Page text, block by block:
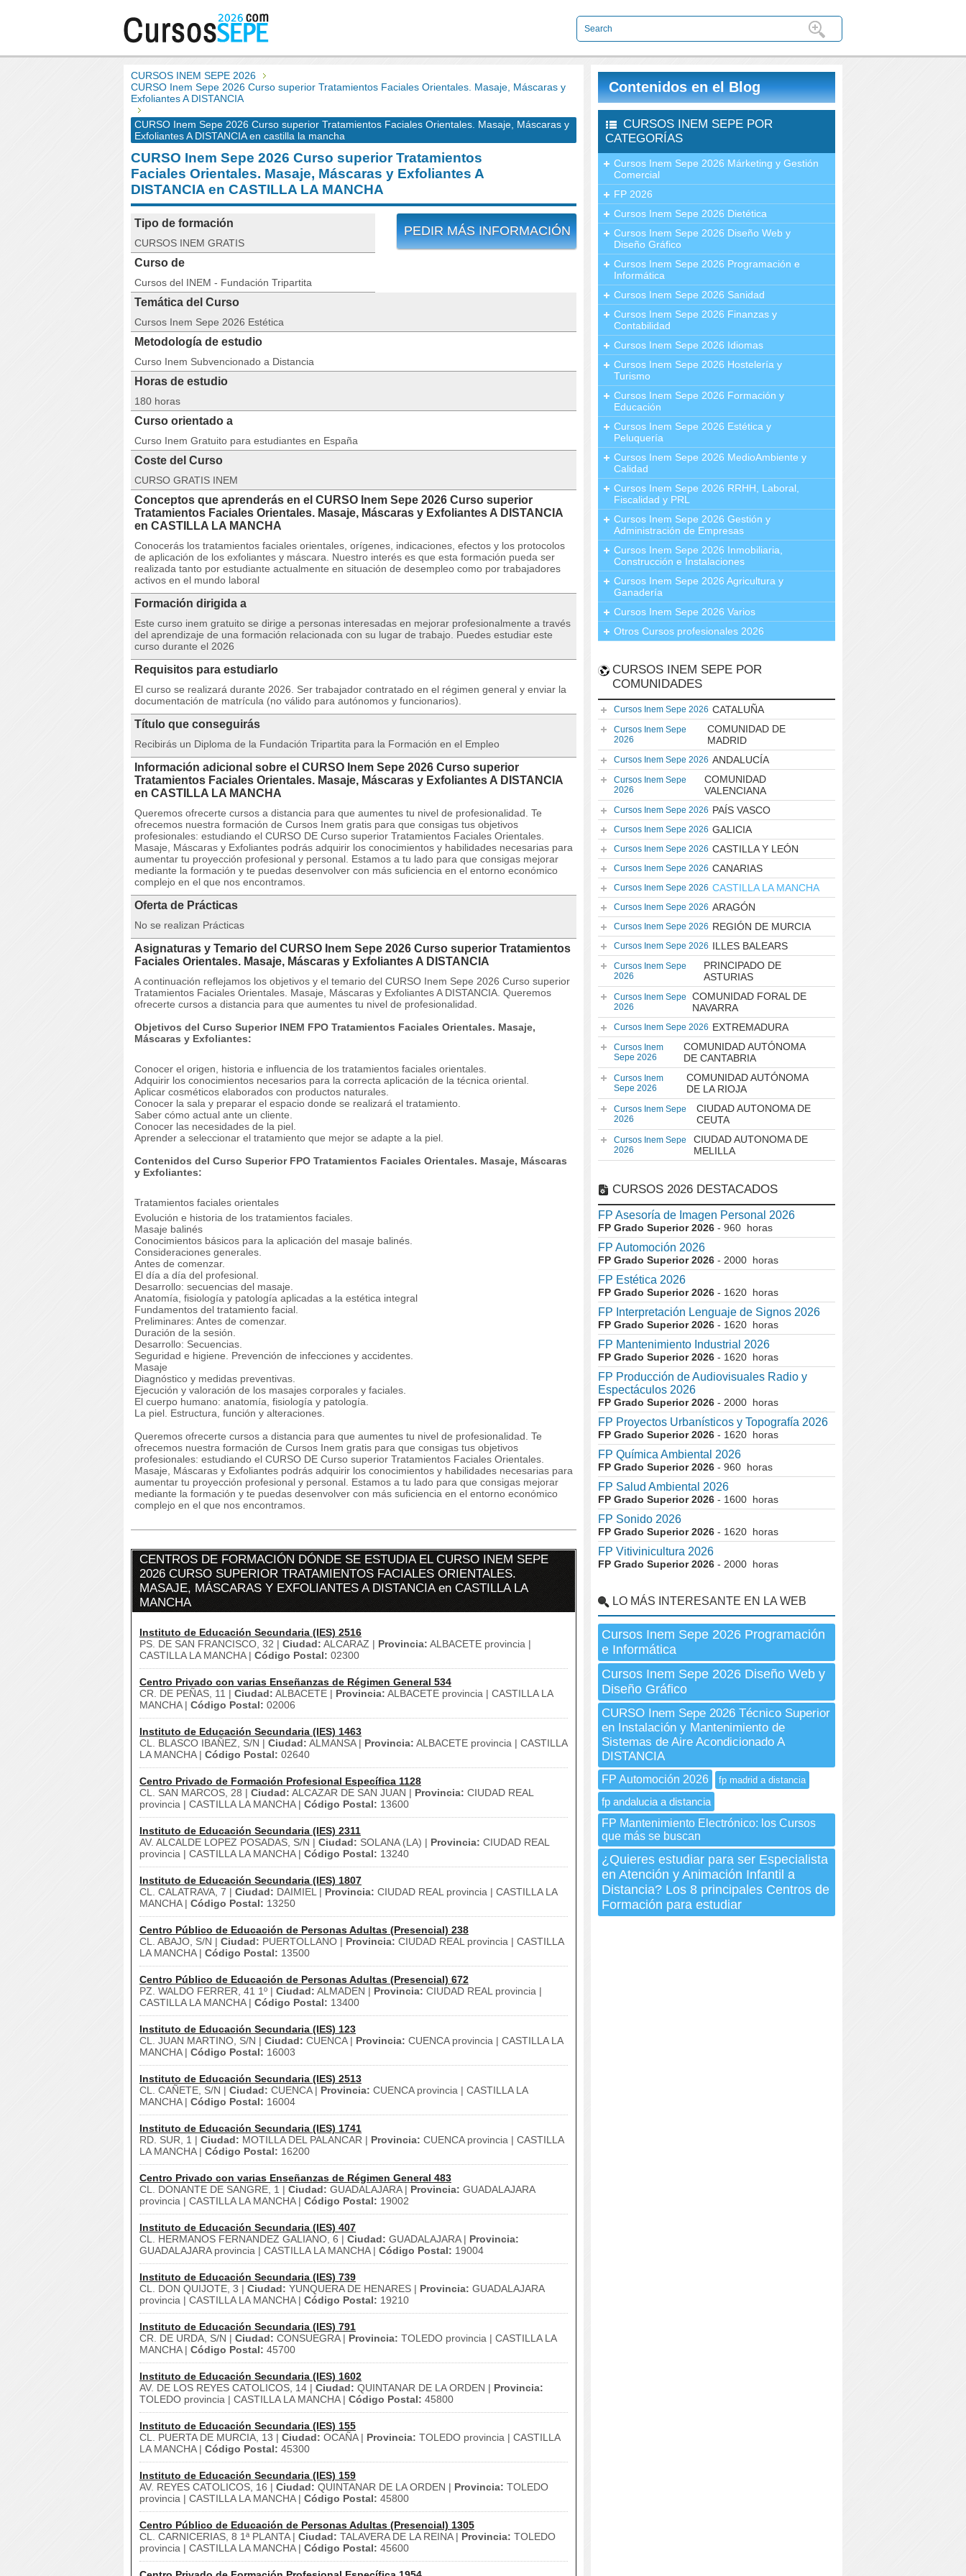
CURSOS INEM SEPE 2026
CURSO Inem Sepe 2026 Curso superior Tratamientos Faciales Orientales. Masaje, Máscaras y
Exfoliantes A DISTANCIA
CURSO Inem Sepe 2026 Curso superior Tratamientos Faciales Orientales. Masaje, Máscaras y
Exfoliantes A DISTANCIA en castilla la mancha
CURSO Inem Sepe 2026 Curso superior Tratamientos
Faciales Orientales. Masaje, Máscaras y Exfoliantes A
DISTANCIA en CASTILLA LA MANCHA
PEDIR MÁS INFORMACIÓN
Tipo de formación
CURSOS INEM GRATIS
Curso de
Cursos del INEM - Fundación Tripartita
Temática del Curso
Cursos Inem Sepe 2026 Estética
Metodología de estudio
Curso Inem Subvencionado a Distancia
Horas de estudio
180 horas
Curso orientado a
Curso Inem Gratuito para estudiantes en España
Coste del Curso
CURSO GRATIS INEM
Conceptos que aprenderás en el CURSO Inem Sepe 2026 Curso superior
Tratamientos Faciales Orientales. Masaje, Máscaras y Exfoliantes A DISTANCIA
en CASTILLA LA MANCHA
Conocerás los tratamientos faciales orientales, orígenes, indicaciones, efectos y los protocolos
de aplicación de los exfoliantes y máscara. Nuestro interés es que esta formación pueda ser
realizada tanto por estudiante actualmente en situación de desempleo como por trabajadores
activos en el mundo laboral
Formación dirigida a
Este curso inem gratuito se dirige a personas interesadas en mejorar profesionalmente a través
del aprendizaje de una formación relacionada con su lugar de trabajo. Puedes estudiar este
curso durante el 2026
Requisitos para estudiarlo
El curso se realizará durante 2026. Ser trabajador contratado en el régimen general y enviar la
documentación de matrícula (no válido para autónomos y funcionarios).
Título que conseguirás
Recibirás un Diploma de la Fundación Tripartita para la Formación en el Empleo
Información adicional sobre el CURSO Inem Sepe 2026 Curso superior
Tratamientos Faciales Orientales. Masaje, Máscaras y Exfoliantes A DISTANCIA
en CASTILLA LA MANCHA
Queremos ofrecerte cursos a distancia para que aumentes tu nivel de profesionalidad. Te
ofrecemos nuestra formación de Cursos Inem gratis para que consigas tus objetivos
profesionales: estudiando el CURSO DE Curso superior Tratamientos Faciales Orientales.
Masaje, Máscaras y Exfoliantes podrás adquirir los conocimientos y habilidades necesarias para
aumentar tu proyección profesional y personal. Estamos a tu lado para que consigas mejorar
mediante la formación y te puedas desenvolver con más suficiencia en el entorno económico
complejo en el que nos encontramos.
Oferta de Prácticas
No se realizan Prácticas
Asignaturas y Temario del CURSO Inem Sepe 2026 Curso superior Tratamientos
Faciales Orientales. Masaje, Máscaras y Exfoliantes A DISTANCIA
A continuación reflejamos los objetivos y el temario del CURSO Inem Sepe 2026 Curso superior
Tratamientos Faciales Orientales. Masaje, Máscaras y Exfoliantes A DISTANCIA. Queremos
ofrecerte cursos a distancia para que aumentes tu nivel de profesionalidad.
Objetivos del Curso Superior INEM FPO Tratamientos Faciales Orientales. Masaje,
Máscaras y Exfoliantes:
Conocer el origen, historia e influencia de los tratamientos faciales orientales.
Adquirir los conocimientos necesarios para la correcta aplicación de la técnica oriental.
Aplicar cosméticos elaborados con productos naturales.
Conocer la sala y preparar el espacio donde se realizará el tratamiento.
Saber cómo actual ante un cliente.
Conocer las necesidades de la piel.
Aprender a seleccionar el tratamiento que mejor se adapte a la piel.
Contenidos del Curso Superior FPO Tratamientos Faciales Orientales. Masaje, Máscaras
y Exfoliantes:
Tratamientos faciales orientales
Evolución e historia de los tratamientos faciales.
Masaje balinés
Conocimientos básicos para la aplicación del masaje balinés.
Consideraciones generales.
Antes de comenzar.
El día a día del profesional.
Desarrollo: secuencias del masaje.
Anatomía, fisiología y patología aplicadas a la estética integral
Fundamentos del tratamiento facial.
Preliminares: Antes de comenzar.
Duración de la sesión.
Desarrollo: Secuencias.
Seguridad e higiene. Prevención de infecciones y accidentes.
Masaje
Diagnóstico y medidas preventivas.
Ejecución y valoración de los masajes corporales y faciales.
El cuerpo humano: anatomía, fisiología y patología.
La piel. Estructura, función y alteraciones.
Queremos ofrecerte cursos a distancia para que aumentes tu nivel de profesionalidad. Te
ofrecemos nuestra formación de Cursos Inem gratis para que consigas tus objetivos
profesionales: estudiando el CURSO DE Curso superior Tratamientos Faciales Orientales.
Masaje, Máscaras y Exfoliantes podrás adquirir los conocimientos y habilidades necesarias para
aumentar tu proyección profesional y personal. Estamos a tu lado para que consigas mejorar
mediante la formación y te puedas desenvolver con más suficiencia en el entorno económico
complejo en el que nos encontramos.
CENTROS DE FORMACIÓN DÓNDE SE ESTUDIA EL CURSO INEM SEPE
2026 CURSO SUPERIOR TRATAMIENTOS FACIALES ORIENTALES.
MASAJE, MÁSCARAS Y EXFOLIANTES A DISTANCIA en CASTILLA LA
MANCHA
Instituto de Educación Secundaria (IES) 2516
PS. DE SAN FRANCISCO, 32 | Ciudad: ALCARAZ | Provincia: ALBACETE provincia |
CASTILLA LA MANCHA | Código Postal: 02300
Centro Privado con varias Enseñanzas de Régimen General 534
CR. DE PEÑAS, 11 | Ciudad: ALBACETE | Provincia: ALBACETE provincia | CASTILLA LA
MANCHA | Código Postal: 02006
Instituto de Educación Secundaria (IES) 1463
CL. BLASCO IBAÑEZ, S/N | Ciudad: ALMANSA | Provincia: ALBACETE provincia | CASTILLA
LA MANCHA | Código Postal: 02640
Centro Privado de Formación Profesional Específica 1128
CL. SAN MARCOS, 28 | Ciudad: ALCAZAR DE SAN JUAN | Provincia: CIUDAD REAL
provincia | CASTILLA LA MANCHA | Código Postal: 13600
Instituto de Educación Secundaria (IES) 2311
AV. ALCALDE LOPEZ POSADAS, S/N | Ciudad: SOLANA (LA) | Provincia: CIUDAD REAL
provincia | CASTILLA LA MANCHA | Código Postal: 13240
Instituto de Educación Secundaria (IES) 1807
CL. CALATRAVA, 7 | Ciudad: DAIMIEL | Provincia: CIUDAD REAL provincia | CASTILLA LA
MANCHA | Código Postal: 13250
Centro Público de Educación de Personas Adultas (Presencial) 238
CL. ABAJO, S/N | Ciudad: PUERTOLLANO | Provincia: CIUDAD REAL provincia | CASTILLA
LA MANCHA | Código Postal: 13500
Centro Público de Educación de Personas Adultas (Presencial) 672
PZ. WALDO FERRER, 41 1º | Ciudad: ALMADEN | Provincia: CIUDAD REAL provincia |
CASTILLA LA MANCHA | Código Postal: 13400
Instituto de Educación Secundaria (IES) 123
CL. JUAN MARTINO, S/N | Ciudad: CUENCA | Provincia: CUENCA provincia | CASTILLA LA
MANCHA | Código Postal: 16003
Instituto de Educación Secundaria (IES) 2513
CL. CAÑETE, S/N | Ciudad: CUENCA | Provincia: CUENCA provincia | CASTILLA LA
MANCHA | Código Postal: 16004
Instituto de Educación Secundaria (IES) 1741
RD. SUR, 1 | Ciudad: MOTILLA DEL PALANCAR | Provincia: CUENCA provincia | CASTILLA
LA MANCHA | Código Postal: 16200
Centro Privado con varias Enseñanzas de Régimen General 483
CL. DONANTE DE SANGRE, 1 | Ciudad: GUADALAJARA | Provincia: GUADALAJARA
provincia | CASTILLA LA MANCHA | Código Postal: 19002
Instituto de Educación Secundaria (IES) 407
CL. HERMANOS FERNANDEZ GALIANO, 6 | Ciudad: GUADALAJARA | Provincia:
GUADALAJARA provincia | CASTILLA LA MANCHA | Código Postal: 19004
Instituto de Educación Secundaria (IES) 739
CL. DON QUIJOTE, 3 | Ciudad: YUNQUERA DE HENARES | Provincia: GUADALAJARA
provincia | CASTILLA LA MANCHA | Código Postal: 19210
Instituto de Educación Secundaria (IES) 791
CR. DE URDA, S/N | Ciudad: CONSUEGRA | Provincia: TOLEDO provincia | CASTILLA LA
MANCHA | Código Postal: 45700
Instituto de Educación Secundaria (IES) 1602
AV. DE LOS REYES CATOLICOS, 14 | Ciudad: QUINTANAR DE LA ORDEN | Provincia:
TOLEDO provincia | CASTILLA LA MANCHA | Código Postal: 45800
Instituto de Educación Secundaria (IES) 155
CL. PUERTA DE MURCIA, 13 | Ciudad: OCAÑA | Provincia: TOLEDO provincia | CASTILLA
LA MANCHA | Código Postal: 45300
Instituto de Educación Secundaria (IES) 159
AV. REYES CATOLICOS, 16 | Ciudad: QUINTANAR DE LA ORDEN | Provincia: TOLEDO
provincia | CASTILLA LA MANCHA | Código Postal: 45800
Centro Público de Educación de Personas Adultas (Presencial) 1305
CL. CARNICERIAS, 8 1ª PLANTA | Ciudad: TALAVERA DE LA REINA | Provincia: TOLEDO
provincia | CASTILLA LA MANCHA | Código Postal: 45600
Contenidos en el Blog
CURSOS INEM SEPE POR
CATEGORÍAS
Cursos Inem Sepe 2026 Márketing y Gestión
Comercial
FP 2026
Cursos Inem Sepe 2026 Dietética
Cursos Inem Sepe 2026 Diseño Web y
Diseño Gráfico
Cursos Inem Sepe 2026 Programación e
Informática
Cursos Inem Sepe 2026 Sanidad
Cursos Inem Sepe 2026 Finanzas y
Contabilidad
Cursos Inem Sepe 2026 Idiomas
Cursos Inem Sepe 2026 Hostelería y
Turismo
Cursos Inem Sepe 2026 Formación y
Educación
Cursos Inem Sepe 2026 Estética y
Peluquería
Cursos Inem Sepe 2026 MedioAmbiente y
Calidad
Cursos Inem Sepe 2026 RRHH, Laboral,
Fiscalidad y PRL
Cursos Inem Sepe 2026 Gestión y
Administración de Empresas
Cursos Inem Sepe 2026 Inmobiliaria,
Construcción e Instalaciones
Cursos Inem Sepe 2026 Agricultura y
Ganadería
Cursos Inem Sepe 2026 Varios
Otros Cursos profesionales 2026
CURSOS INEM SEPE POR
COMUNIDADES
Cursos Inem Sepe 2026 CATALUÑA
Cursos Inem Sepe
2026
COMUNIDAD DE
MADRID
Cursos Inem Sepe 2026 ANDALUCÍA
Cursos Inem Sepe
2026
COMUNIDAD
VALENCIANA
Cursos Inem Sepe 2026 PAÍS VASCO
Cursos Inem Sepe 2026 GALICIA
Cursos Inem Sepe 2026 CASTILLA Y LEÓN
Cursos Inem Sepe 2026 CANARIAS
Cursos Inem Sepe 2026 CASTILLA LA MANCHA
Cursos Inem Sepe 2026 ARAGÓN
Cursos Inem Sepe 2026 REGIÓN DE MURCIA
Cursos Inem Sepe 2026 ILLES BALEARS
Cursos Inem Sepe
2026
PRINCIPADO DE
ASTURIAS
Cursos Inem Sepe
2026
COMUNIDAD FORAL DE
NAVARRA
Cursos Inem Sepe 2026 EXTREMADURA
Cursos Inem
Sepe 2026
COMUNIDAD AUTÓNOMA
DE CANTABRIA
Cursos Inem
Sepe 2026
COMUNIDAD AUTÓNOMA
DE LA RIOJA
Cursos Inem Sepe
2026
CIUDAD AUTONOMA DE
CEUTA
Cursos Inem Sepe
2026
CIUDAD AUTONOMA DE
MELILLA
CURSOS 2026 DESTACADOS
FP Asesoría de Imagen Personal 2026
FP Grado Superior 2026 - 960 horas
FP Automoción 2026
FP Grado Superior 2026 - 2000 horas
FP Estética 2026
FP Grado Superior 2026 - 1620 horas
FP Interpretación Lenguaje de Signos 2026
FP Grado Superior 2026 - 1620 horas
FP Mantenimiento Industrial 2026
FP Grado Superior 2026 - 1620 horas
FP Producción de Audiovisuales Radio y
Espectáculos 2026
FP Grado Superior 2026 - 2000 horas
FP Proyectos Urbanísticos y Topografía 2026
FP Grado Superior 2026 - 1620 horas
FP Química Ambiental 2026
FP Grado Superior 2026 - 960 horas
FP Salud Ambiental 2026
FP Grado Superior 2026 - 1600 horas
FP Sonido 2026
FP Grado Superior 2026 - 1620 horas
FP Vitivinicultura 2026
FP Grado Superior 2026 - 2000 horas
LO MÁS INTERESANTE EN LA WEB
Cursos Inem Sepe 2026 Programación
e Informática
Cursos Inem Sepe 2026 Diseño Web y
Diseño Gráfico
CURSO Inem Sepe 2026 Técnico Superior
en Instalación y Mantenimiento de
Sistemas de Aire Acondicionado A
DISTANCIA
FP Automoción 2026 fp madrid a distancia
fp andalucia a distancia
FP Mantenimiento Electrónico: los Cursos
que más se buscan
¿Quieres estudiar para ser Especialista
en Atención y Animación Infantil a
Distancia? Los 8 principales Centros de
Formación para estudiar